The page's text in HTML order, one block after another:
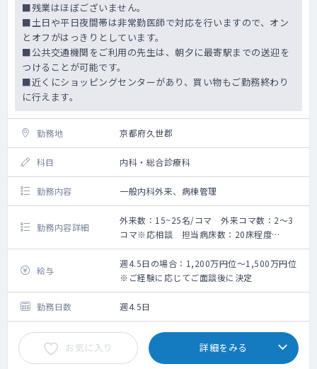
■残業はほぼございません。
■土日や平日夜間帯は非常勤医師で対応を行いますので、オン
とオフがはっきりとしています。
■公共交通機関をご利用の先生は、朝夕に最寄駅までの送迎を
つけることが可能です。
■近くにショッピングセンターがあり、買い物もご勤務終わり
に行えます。
勤務地 京都府久世郡
科目 内科・総合診療科
勤務内容 一般内科外来、病棟管理
勤務内容詳細
外来数：15~25名/コマ 外来コマ数：2～3
コマ※応相談 担当病床数：20床程度
【期待される業務内容】
60床の小規模病院にて一般内科医としてのご
勤務をお願いいたします。
・一般内科外来：週2～3コマ程度※コマ数応
相談の上決定
・外来患者数：15~25名程度※日によって増
減有
・病棟管理：20名程度
※現在、常勤医2名と週3.5日の非常勤医の計
給与
週4.5日の場合：1,200万円位～1,500万円位
※ご経験に応じてご面談後に決定
勤務日数 週4.5日
お気に入り 詳細をみる